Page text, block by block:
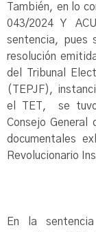
También, en lo
043/2024 Y
sentencia, pues
resolución
del Tribunal
(TEPJF),
el TET, se tuvo
Consejo
documentales
Revolucionario
En la